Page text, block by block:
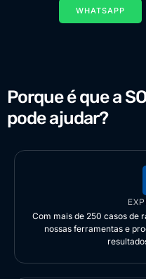
WHATSAPP
Porque é que a
pode ajudar?
Com mais de 250 casos de
nossas ferramentas e